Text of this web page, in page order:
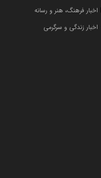
مردمی
اخبار فرهنگ، هنر و رسانه
اخبار زندگی و سرگرمی